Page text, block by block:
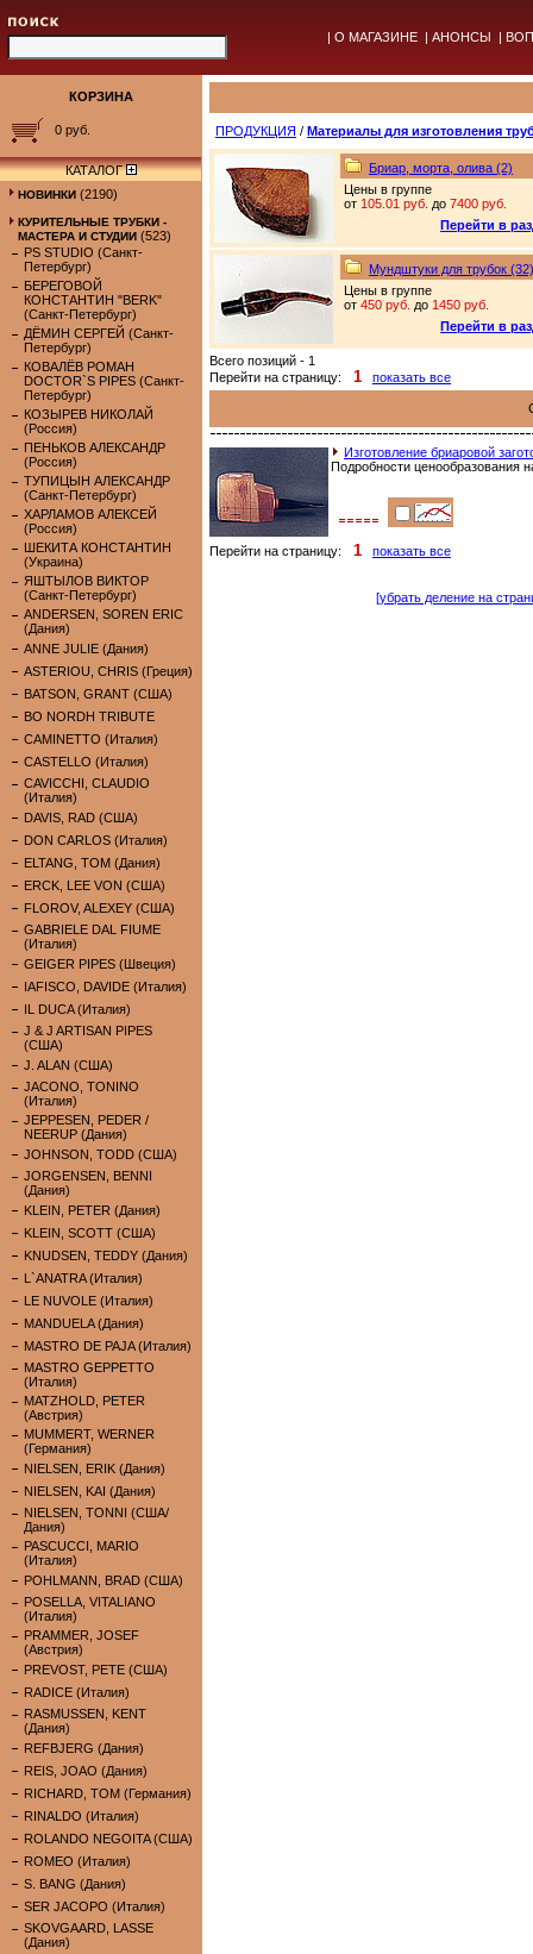
| О МАГАЗИНЕ | АНОНСЫ |
КОРЗИНА
0 руб.
КАТАЛОГ
НОВИНКИ (2190)
КУРИТЕЛЬНЫЕ ТРУБКИ -
МАСТЕРА И СТУДИИ (523)
PS STUDIO (Санкт-
Петербург)
БЕРЕГОВОЙ
КОНСТАНТИН "BERK"
(Санкт-Петербург)
ДЁМИН СЕРГЕЙ (Санкт-
Петербург)
КОВАЛЁВ РОМАН
DOCTOR`S PIPES (Санкт-
Петербург)
КОЗЫРЕВ НИКОЛАЙ
(Россия)
ПЕНЬКОВ АЛЕКСАНДР
(Россия)
ТУПИЦЫН АЛЕКСАНДР
(Санкт-Петербург)
ХАРЛАМОВ АЛЕКСЕЙ
(Россия)
ШЕКИТА КОНСТАНТИН
(Украина)
ЯШТЫЛОВ ВИКТОР
(Санкт-Петербург)
ANDERSEN, SOREN ERIC
(Дания)
ANNE JULIE (Дания)
ASTERIOU, CHRIS (Греция)
BATSON, GRANT (США)
BO NORDH TRIBUTE
CAMINETTO (Италия)
CASTELLO (Италия)
CAVICCHI, CLAUDIO
(Италия)
DAVIS, RAD (США)
DON CARLOS (Италия)
ELTANG, TOM (Дания)
ERCK, LEE VON (США)
FLOROV, ALEXEY (США)
GABRIELE DAL FIUME
(Италия)
GEIGER PIPES (Швеция)
IAFISCO, DAVIDE (Италия)
IL DUCA (Италия)
J & J ARTISAN PIPES
(США)
J. ALAN (США)
JACONO, TONINO
(Италия)
JEPPESEN, PEDER /
NEERUP (Дания)
JOHNSON, TODD (США)
JORGENSEN, BENNI
(Дания)
KLEIN, PETER (Дания)
KLEIN, SCOTT (США)
KNUDSEN, TEDDY (Дания)
L`ANATRA (Италия)
LE NUVOLE (Италия)
MANDUELA (Дания)
MASTRO DE PAJA (Италия)
MASTRO GEPPETTO
(Италия)
MATZHOLD, PETER
(Австрия)
MUMMERT, WERNER
(Германия)
NIELSEN, ERIK (Дания)
NIELSEN, KAI (Дания)
NIELSEN, TONNI (США/
Дания)
PASCUCCI, MARIO
(Италия)
POHLMANN, BRAD (США)
POSELLA, VITALIANO
(Италия)
PRAMMER, JOSEF
(Австрия)
PREVOST, PETE (США)
RADICE (Италия)
RASMUSSEN, KENT
(Дания)
REFBJERG (Дания)
REIS, JOAO (Дания)
RICHARD, TOM (Германия)
RINALDO (Италия)
ROLANDO NEGOITA (США)
ROMEO (Италия)
S. BANG (Дания)
SER JACOPO (Италия)
SKOVGAARD, LASSE
(Дания)
ПРОДУКЦИЯ / Материалы для изготовления
Бриар, морта, олива (2)
Цены в группе
от 105.01 руб. до 7400 руб.
Перейти в
Мундштуки для трубок (32)
Цены в группе
от 450 руб. до 1450 руб.
Перейти в
Всего позиций - 1
Перейти на страницу:
1 показать все
Изготовление бриаровой
Подробности ценообразования
Перейти на страницу: 1 показать все
[убрать деление на